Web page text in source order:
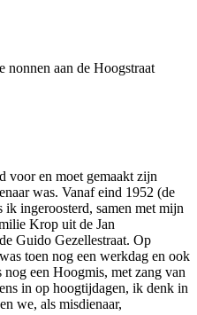
nonnen aan de Hoogstraat
voor en moet gemaakt zijn
was. Vanaf eind 1952 (de
ingeroosterd, samen met mijn
Krop uit de Jan
Guido Gezellestraat. Op
toen nog een werkdag en ook
nog een Hoogmis, met zang van
in op hoogtijdagen, ik denk in
we, als misdienaar,